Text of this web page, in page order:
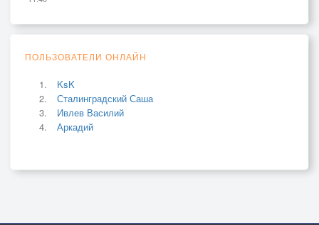
ПОЛЬЗОВАТЕЛИ ОНЛАЙН
KsK
Сталинградский Саша
Ивлев Василий
Аркадий